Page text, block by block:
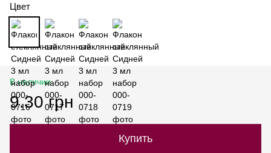
Цвет
В наличии
9.30 грн
Купить